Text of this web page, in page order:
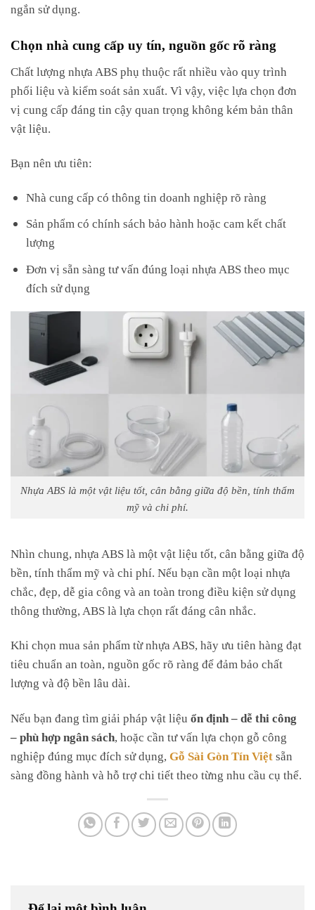
ngắn sử dụng.
Chọn nhà cung cấp uy tín, nguồn gốc rõ ràng
Chất lượng nhựa ABS phụ thuộc rất nhiều vào quy trình
phối liệu và kiểm soát sản xuất. Vì vậy, việc lựa chọn đơn
vị cung cấp đáng tin cậy quan trọng không kém bản thân
vật liệu.
Bạn nên ưu tiên:
Nhà cung cấp có thông tin doanh nghiệp rõ ràng
Sản phẩm có chính sách bảo hành hoặc cam kết chất
lượng
Đơn vị sẵn sàng tư vấn đúng loại nhựa ABS theo mục
đích sử dụng
Nhựa ABS là một vật liệu tốt, cân bằng giữa độ bền, tính thẩm
mỹ và chi phí.
Nhìn chung, nhựa ABS là một vật liệu tốt, cân bằng giữa độ
bền, tính thẩm mỹ và chi phí. Nếu bạn cần một loại nhựa
chắc, đẹp, dễ gia công và an toàn trong điều kiện sử dụng
thông thường, ABS là lựa chọn rất đáng cân nhắc.
Khi chọn mua sản phẩm từ nhựa ABS, hãy ưu tiên hàng đạt
tiêu chuẩn an toàn, nguồn gốc rõ ràng để đảm bảo chất
lượng và độ bền lâu dài.
Nếu bạn đang tìm giải pháp vật liệu ổn định – dễ thi công
– phù hợp ngân sách , hoặc cần tư vấn lựa chọn gỗ công
nghiệp đúng mục đích sử dụng, Gỗ Sài Gòn Tín Việt sẵn
sàng đồng hành và hỗ trợ chi tiết theo từng nhu cầu cụ thể.
Để lại một bình luận